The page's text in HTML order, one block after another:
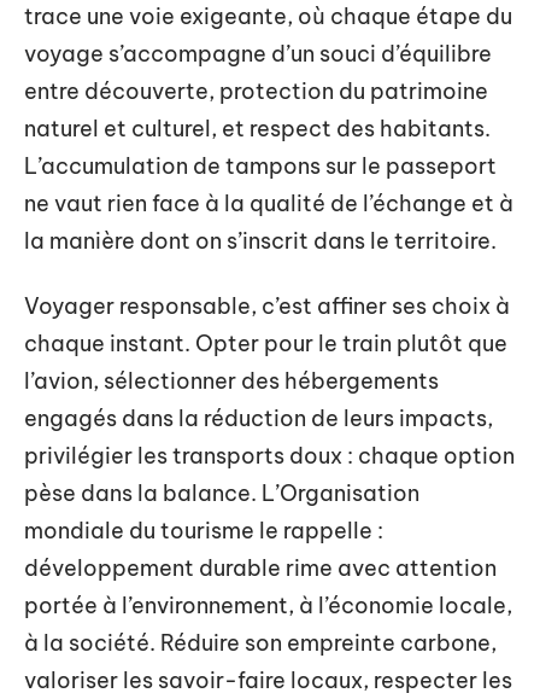
trace une voie exigeante, où chaque étape du
voyage s’accompagne d’un souci d’équilibre
entre découverte, protection du patrimoine
naturel et culturel, et respect des habitants.
L’accumulation de tampons sur le passeport
ne vaut rien face à la qualité de l’échange et à
la manière dont on s’inscrit dans le territoire.
Voyager responsable, c’est affiner ses choix à
chaque instant. Opter pour le train plutôt que
l’avion, sélectionner des hébergements
engagés dans la réduction de leurs impacts,
privilégier les transports doux : chaque option
pèse dans la balance. L’Organisation
mondiale du tourisme le rappelle :
développement durable rime avec attention
portée à l’environnement, à l’économie locale,
à la société. Réduire son empreinte carbone,
valoriser les savoir-faire locaux, respecter les